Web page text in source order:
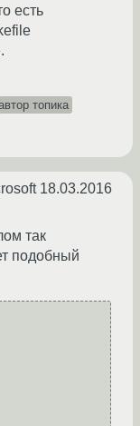
есть
топика
18.03.2016
так
подобный